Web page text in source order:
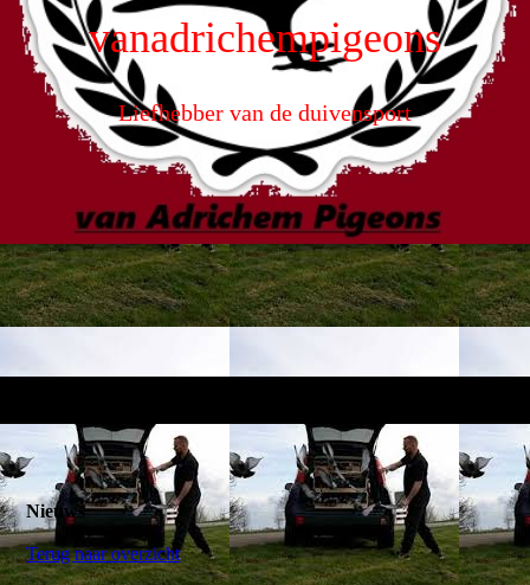
vanadrichempigeons
Liefhebber van de duivensport
Nieuws
Terug naar overzicht